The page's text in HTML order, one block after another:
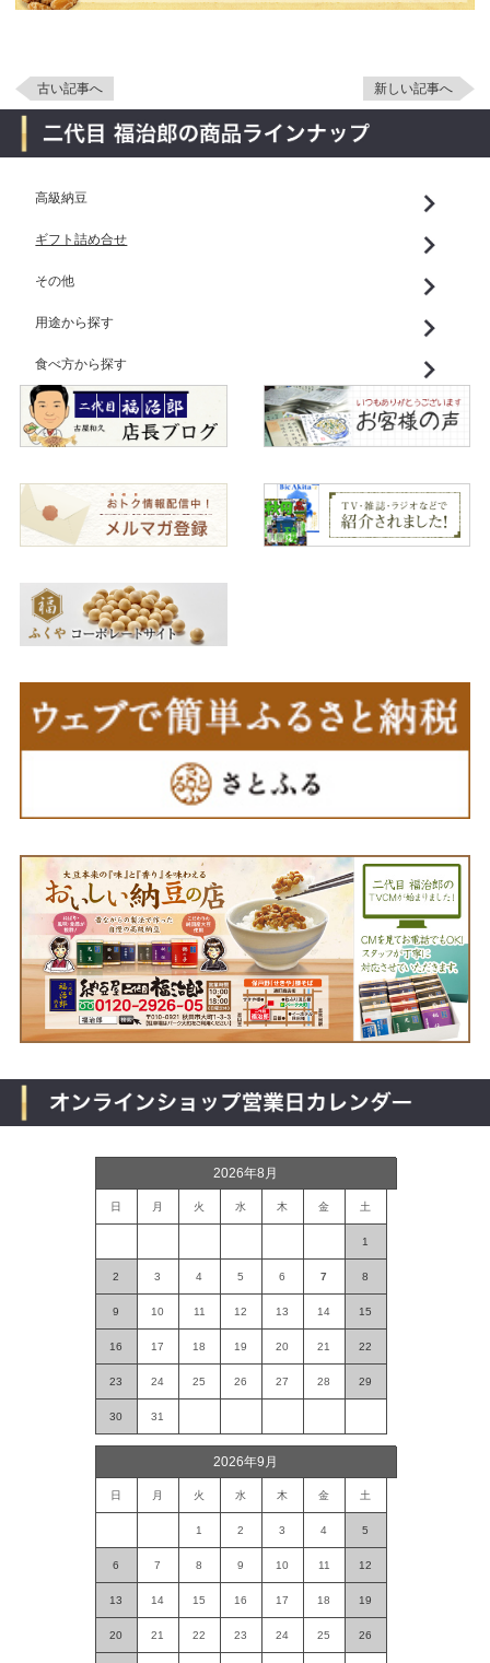
古い記事へ 新しい記事へ
高級納豆
ギフト詰め合せ
その他
用途から探す
食べ方から探す
2026年8月
日 月 火 水 木 金 土
1
2 3 4 5 6 7 8
9 10 11 12 13 14 15
16 17 18 19 20 21 22
23 24 25 26 27 28 29
30 31
2026年9月
日 月 火 水 木 金 土
1 2 3 4 5
6 7 8 9 10 11 12
13 14 15 16 17 18 19
20 21 22 23 24 25 26